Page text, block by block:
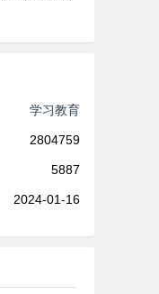
学习教育
2804759
5887
2024-01-16